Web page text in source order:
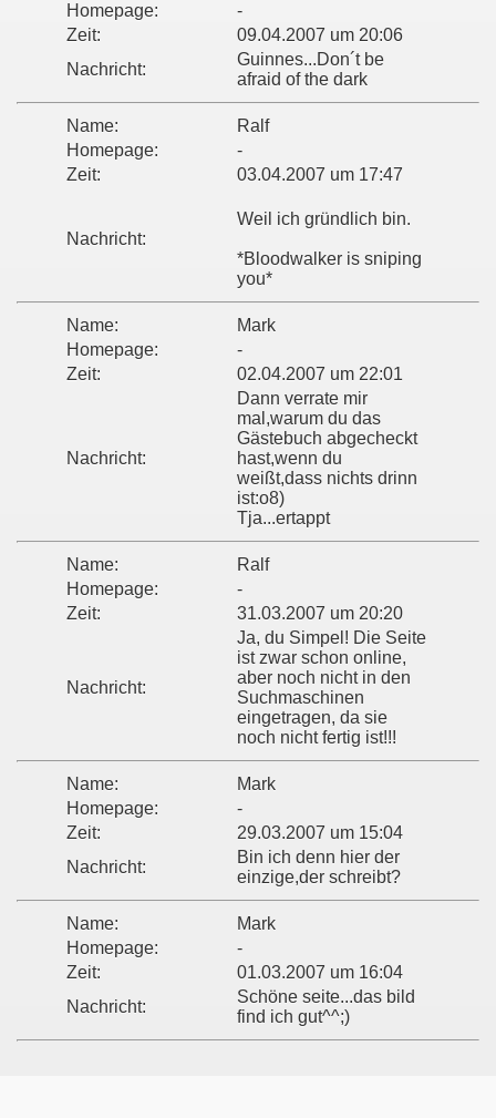
Homepage:
-
Zeit:
09.04.2007 um 20:06
Nachricht:
Guinnes...Don´t be
afraid of the dark
Name:
Ralf
Homepage:
-
Zeit:
03.04.2007 um 17:47
Nachricht:
Weil ich gründlich bin.
*Bloodwalker is sniping
you*
Name:
Mark
Homepage:
-
Zeit:
02.04.2007 um 22:01
Nachricht:
Dann verrate mir
mal,warum du das
Gästebuch abgecheckt
hast,wenn du
weißt,dass nichts drinn
ist:o8)
Tja...ertappt
Name:
Ralf
Homepage:
-
Zeit:
31.03.2007 um 20:20
Nachricht:
Ja, du Simpel! Die Seite
ist zwar schon online,
aber noch nicht in den
Suchmaschinen
eingetragen, da sie
noch nicht fertig ist!!!
Name:
Mark
Homepage:
-
Zeit:
29.03.2007 um 15:04
Nachricht:
Bin ich denn hier der
einzige,der schreibt?
Name:
Mark
Homepage:
-
Zeit:
01.03.2007 um 16:04
Nachricht:
Schöne seite...das bild
find ich gut^^;)